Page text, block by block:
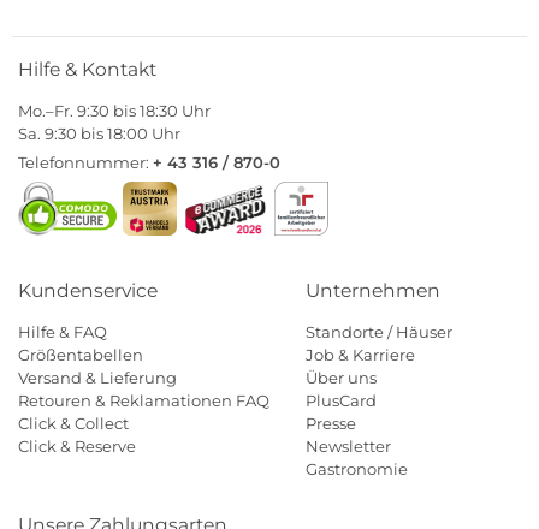
Hilfe & Kontakt
Mo.–Fr. 9:30 bis 18:30 Uhr
Sa. 9:30 bis 18:00 Uhr
Telefonnummer: + 43 316 / 870-0
Kundenservice
Hilfe & FAQ
Größentabellen
Versand & Lieferung
Retouren & Reklamationen FAQ
Click & Collect
Click & Reserve
Unternehmen
Standorte / Häuser
Job & Karriere
Über uns
PlusCard
Presse
Newsletter
Gastronomie